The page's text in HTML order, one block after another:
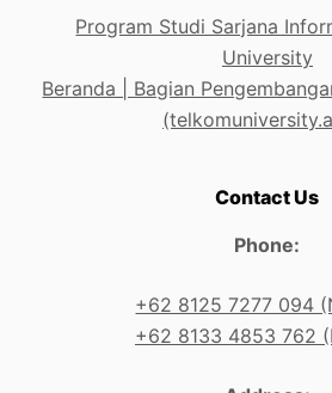
Program Studi Sarjana
University
Beranda | Bagian
Contact Us
Phone:
+62 8125 7277 094
+62 8133 4853 762